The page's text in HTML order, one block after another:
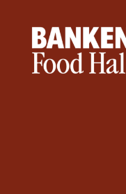
indholdet